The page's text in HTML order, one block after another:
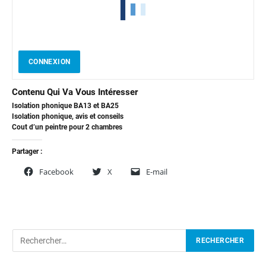
CONNEXION
Contenu Qui Va Vous Intéresser
Isolation phonique BA13 et BA25
Isolation phonique, avis et conseils
Cout d’un peintre pour 2 chambres
Partager :
Facebook X E-mail